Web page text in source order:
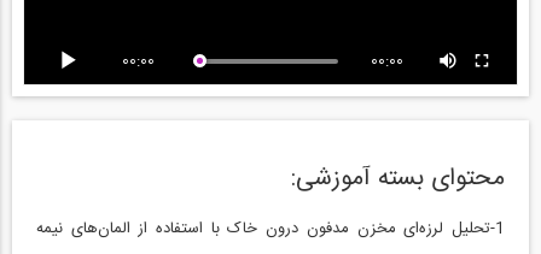
00:00 00:00
محتوای بسته آموزشی:
1-تحلیل لرزه‌ای مخزن مدفون درون خاک با استفاده از المان‌های نیمه